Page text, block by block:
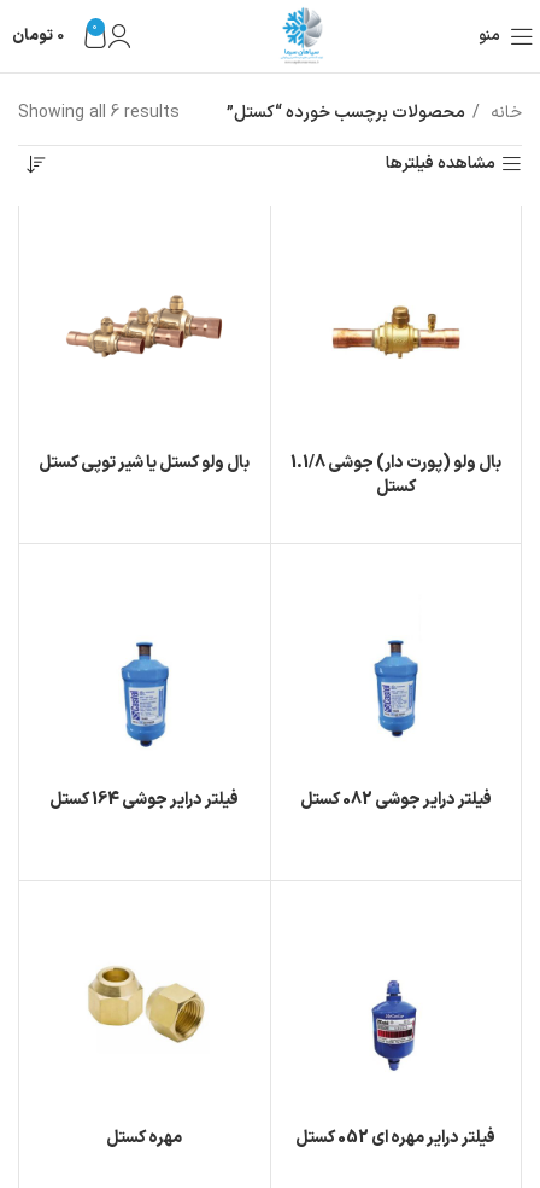
منو 0
0 تومان
خانه محصولات برچسب خورده “کستل”
Showing all 6 results
مشاهده فیلترها
بال ولو (پورت دار) جوشی 1.1/8
کستل
بال ولو کستل یا شیر توپی کستل
فیلتر درایر جوشی 082 کستل فیلتر درایر جوشی 164 کستل
فیلتر درایر مهره ای 052 کستل مهره کستل